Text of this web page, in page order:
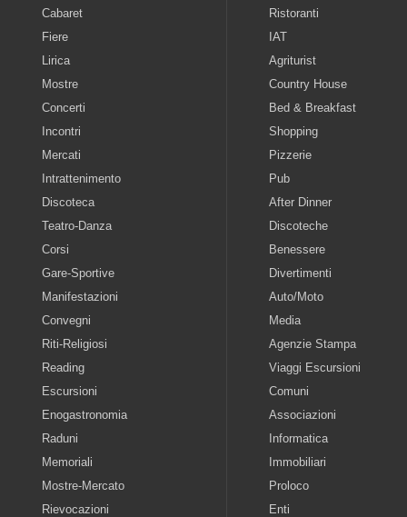
Cabaret
Fiere
Lirica
Mostre
Concerti
Incontri
Mercati
Intrattenimento
Discoteca
Teatro-Danza
Corsi
Gare-Sportive
Manifestazioni
Convegni
Riti-Religiosi
Reading
Escursioni
Enogastronomia
Raduni
Memoriali
Mostre-Mercato
Rievocazioni
Ristoranti
IAT
Agriturist
Country House
Bed & Breakfast
Shopping
Pizzerie
Pub
After Dinner
Discoteche
Benessere
Divertimenti
Auto/Moto
Media
Agenzie Stampa
Viaggi Escursioni
Comuni
Associazioni
Informatica
Immobiliari
Proloco
Enti